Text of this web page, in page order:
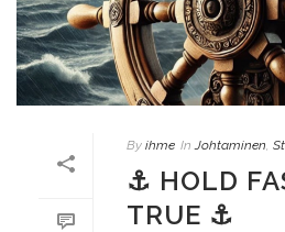
By ihme In Johtaminen
⚓ HOLD
TRUE ⚓